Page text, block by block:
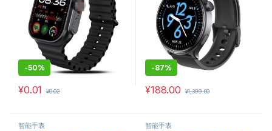
-50%
¥0.01 ¥0.02
-87%
¥188.00 ¥1,399.00
智能手表 智能手表